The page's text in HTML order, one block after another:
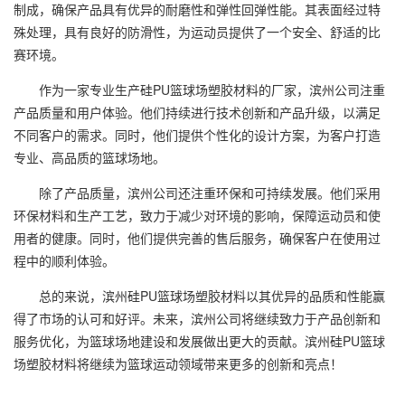
制成，确保产品具有优异的耐磨性和弹性回弹性能。其表面经过特
殊处理，具有良好的防滑性，为运动员提供了一个安全、舒适的比
赛环境。
作为一家专业生产硅PU篮球场塑胶材料的厂家，滨州公司注重
产品质量和用户体验。他们持续进行技术创新和产品升级，以满足
不同客户的需求。同时，他们提供个性化的设计方案，为客户打造
专业、高品质的篮球场地。
除了产品质量，滨州公司还注重环保和可持续发展。他们采用
环保材料和生产工艺，致力于减少对环境的影响，保障运动员和使
用者的健康。同时，他们提供完善的售后服务，确保客户在使用过
程中的顺利体验。
总的来说，滨州硅PU篮球场塑胶材料以其优异的品质和性能赢
得了市场的认可和好评。未来，滨州公司将继续致力于产品创新和
服务优化，为篮球场地建设和发展做出更大的贡献。滨州硅PU篮球
场塑胶材料将继续为篮球运动领域带来更多的创新和亮点！